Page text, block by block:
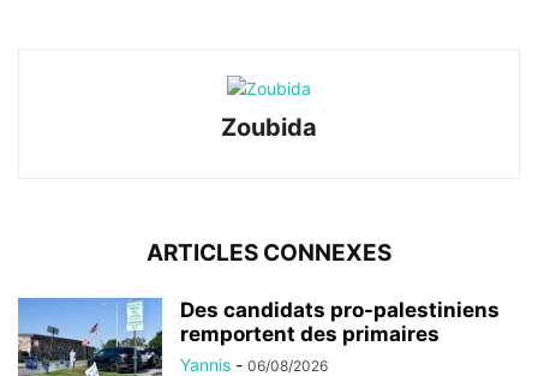
Zoubida
ARTICLES CONNEXES
Des candidats pro-palestiniens
remportent des primaires
Yannis - 06/08/2026